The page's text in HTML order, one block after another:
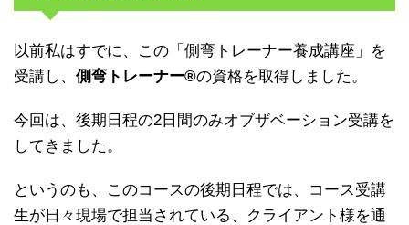
以前私はすでに、この「側弯トレーナー養成講座」を
受講し、 側弯トレーナー®︎の資格を取得しました。
今回は、後期日程の2日間のみオブザベーション受講を
してきました。
というのも、このコースの後期日程では、コース受講
生が日々現場で担当されている、クライアント様を通